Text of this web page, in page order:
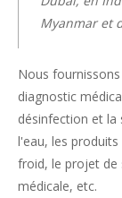
Myanmar et
Nous
diagnostic
désinfection et la
l'eau, les
froid, le projet de
médicale, etc.